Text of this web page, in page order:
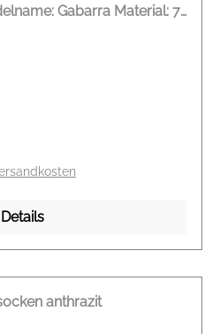
Gabarra Material: 72
Details